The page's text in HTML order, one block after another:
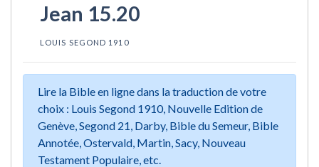
Jean 15.20
LOUIS SEGOND 1910
Lire la Bible en ligne dans la traduction de votre
choix : Louis Segond 1910, Nouvelle Edition de
Genève, Segond 21, Darby, Bible du Semeur, Bible
Annotée, Ostervald, Martin, Sacy, Nouveau
Testament Populaire, etc.